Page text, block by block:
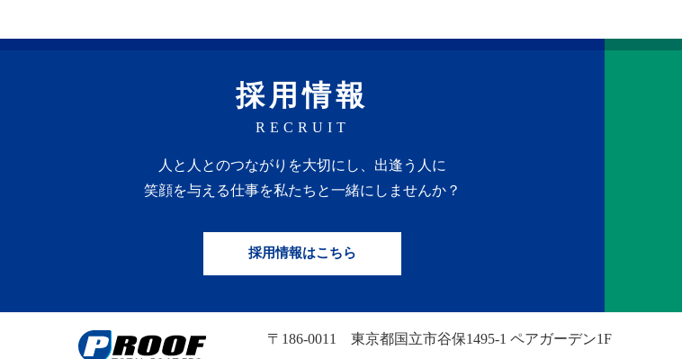
採用情報
RECRUIT
人と人とのつながりを大切にし、 出逢う人に
笑顔を与える仕事を私たちと一緒にしませんか？
採用情報はこちら
〒186-0011 東京都国立市谷保1495-1 ペアガーデン1F